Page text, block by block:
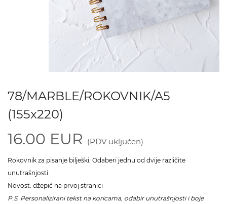
78/MARBLE/ROKOVNIK/A5
(155x220)
16.00 EUR (PDV uključen)
Rokovnik za pisanje bilješki. Odaberi jednu od dvije različite
unutrašnjosti.
Novost: džepić na prvoj stranici
P.S. Personalizirani tekst na koricama, odabir unutrašnjosti i boje